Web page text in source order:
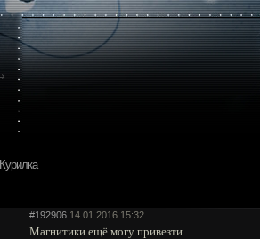
Курилка
#192906 14.01.2016 15:32
Магнитики ещё могу привезти.